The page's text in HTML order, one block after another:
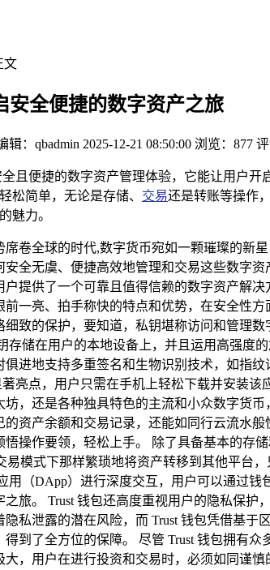
文
安全便捷的数字资产之旅
：qbadmin 2025-12-21 08:50:00 浏览：877
且便捷的数字资产管理体验，它能让用户
松简单，无论是存储、 交易还是转账等操作
魅力。
卷全球的时代,数字货币宛如一颗璀璨的新
全无虞、便捷高效地管理和交易这些数字
提供了一个可靠且值得信赖的数字资产解
一亮、拍手称快的特点和优势，在安全性
细致的保护，要知道，私钥堪称访问和管理
存储在用户的本地设备上，并且运用高强
进地支持多重签名和生物识别技术，如指
亮点，用户只需在手机上轻松下载并安装
，还是各种独具特色的主流和小众数字货
资产余额和交易记录，还能如同行云流水
操作要领，轻松上手。 除了具备基本的存
模式下那样繁琐地将资产转移到其他平台
用（DApp）进行深度交互，用户可以通过
旅。 Trust 钱包还高度重视用户的隐私保
私泄露的潜在风险，而 Trust 钱包凭借基
到了全方位的保障。 尽管 Trust 钱包拥有
，用户在进行投资和交易时，必须如同谨